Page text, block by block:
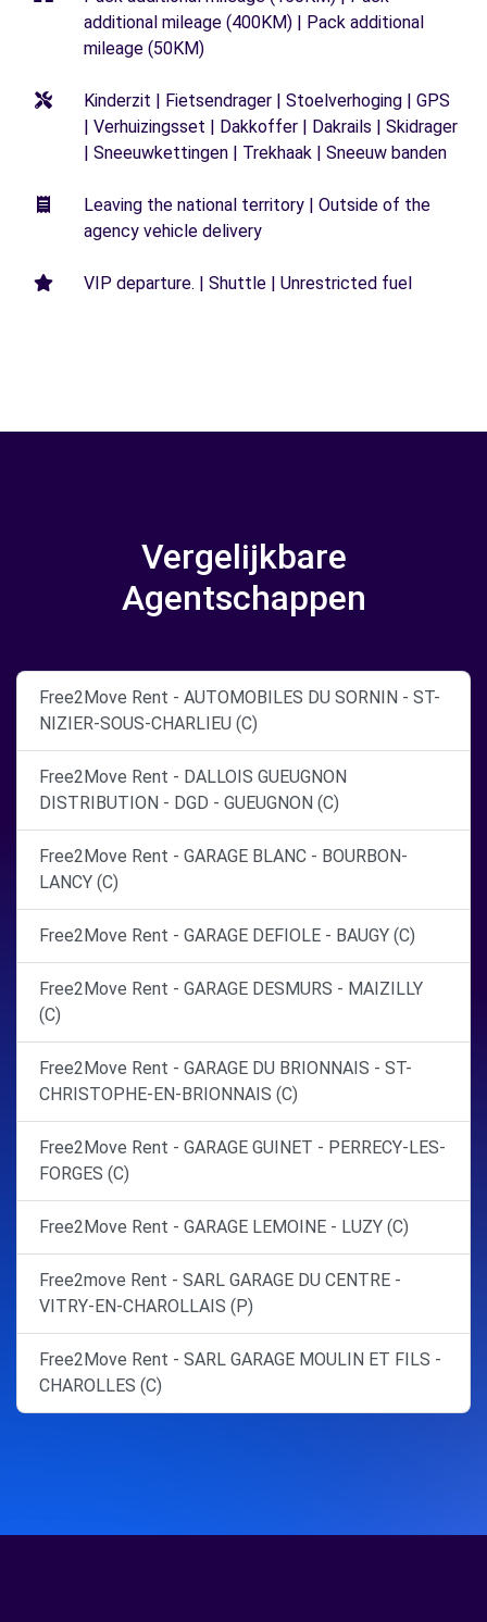
additional mileage (400KM) | Pack additional
mileage (50KM)
Kinderzit | Fietsendrager | Stoelverhoging | GPS
| Verhuizingsset | Dakkoffer | Dakrails | Skidrager
| Sneeuwkettingen | Trekhaak | Sneeuw banden
Leaving the national territory | Outside of the
agency vehicle delivery
VIP departure. | Shuttle | Unrestricted fuel
Vergelijkbare
Agentschappen
Free2Move Rent - AUTOMOBILES DU SORNIN - ST-
NIZIER-SOUS-CHARLIEU (C)
Free2Move Rent - DALLOIS GUEUGNON
DISTRIBUTION - DGD - GUEUGNON (C)
Free2Move Rent - GARAGE BLANC - BOURBON-
LANCY (C)
Free2Move Rent - GARAGE DEFIOLE - BAUGY (C)
Free2Move Rent - GARAGE DESMURS - MAIZILLY
(C)
Free2Move Rent - GARAGE DU BRIONNAIS - ST-
CHRISTOPHE-EN-BRIONNAIS (C)
Free2Move Rent - GARAGE GUINET - PERRECY-LES-
FORGES (C)
Free2Move Rent - GARAGE LEMOINE - LUZY (C)
Free2move Rent - SARL GARAGE DU CENTRE -
VITRY-EN-CHAROLLAIS (P)
Free2Move Rent - SARL GARAGE MOULIN ET FILS -
CHAROLLES (C)